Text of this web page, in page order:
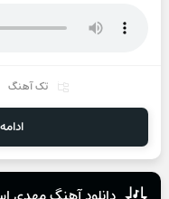
تک آهنگ